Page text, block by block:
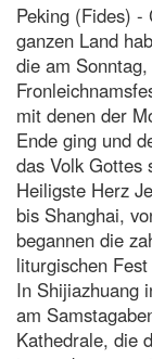
Peking (Fides) -
ganzen Land
die am
mit denen der
Ende ging und
das Volk Gottes
Heiligste Herz
bis Shanghai,
begannen die
liturgischen
In Shijiazhuang
am
Kathedrale, die